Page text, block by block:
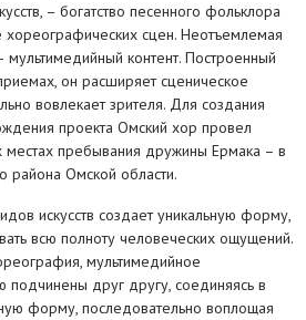
– богатство песенного фольклора
хореографических сцен. Неотъемлемая
мультимедийный контент. Построенный
он расширяет сценическое
вовлекает зрителя. Для создания
проекта Омский хор провел
пребывания дружины Ермака – в
района Омской области.
искусств создает уникальную форму,
всю полноту человеческих ощущений.
мультимедийное
подчинены друг другу, соединяясь в
форму, последовательно воплощая